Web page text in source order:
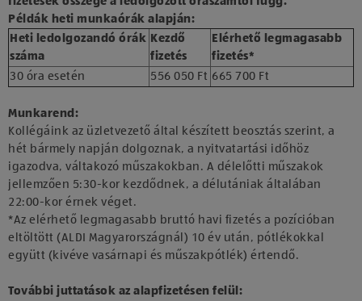
Példák heti munkaórák alapján:
Heti ledolgozandó órák
száma
Kezdő
fizetés
Elérhető legmagasabb
fizetés*
30 óra esetén
556 050 Ft 665 700 Ft
Munkarend:
Kollégáink az üzletvezető által készített beosztás szerint, a
hét bármely napján dolgoznak, a nyitvatartási időhöz
igazodva, váltakozó műszakokban. A délelőtti műszakok
jellemzően 5:30-kor kezdődnek, a délutániak általában
22:00-kor érnek véget.
*Az elérhető legmagasabb bruttó havi fizetés a pozícióban
eltöltött (ALDI Magyarországnál) 10 év után, pótlékokkal
együtt (kivéve vasárnapi és műszakpótlék) értendő.
További juttatások az alapfizetésen felül: